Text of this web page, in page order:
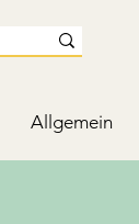
Allgemein